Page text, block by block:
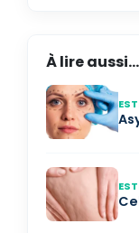
À lire aussi...